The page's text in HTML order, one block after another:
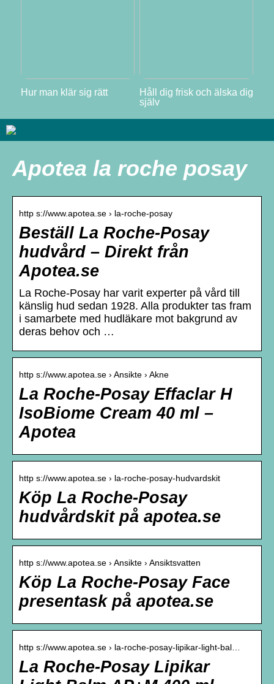
Hur man klär sig rätt
Håll dig frisk och älska dig
själv
Apotea la roche posay
http s://www.apotea.se › la-roche-posay
Beställ La Roche-Posay
hudvård – Direkt från
Apotea.se
La Roche-Posay har varit experter på vård till
känslig hud sedan 1928. Alla produkter tas fram
i samarbete med hudläkare mot bakgrund av
deras behov och …
http s://www.apotea.se › Ansikte › Akne
La Roche-Posay Effaclar H
IsoBiome Cream 40 ml –
Apotea
http s://www.apotea.se › la-roche-posay-hudvardskit
Köp La Roche-Posay
hudvårdskit på apotea.se
http s://www.apotea.se › Ansikte › Ansiktsvatten
Köp La Roche-Posay Face
presentask på apotea.se
http s://www.apotea.se › la-roche-posay-lipikar-light-bal…
La Roche-Posay Lipikar